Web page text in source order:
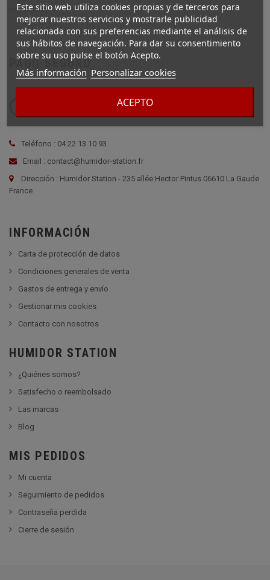
Este sitio web utiliza cookies propias y de terceros para
mejorar nuestros servicios y mostrarle publicidad
relacionada con sus preferencias mediante el análisis de
sus hábitos de navegación. Para dar su consentimiento
sobre su uso pulse el botón Acepto.
Más información Personalizar cookies
ACEPTO
devolución.
PAGO SEGURO
Teléfono : 04 22 13 10 93
Email : contact@humidor-station.fr
Dirección : Humidor Station - 235 allée Hector Pintus 06610 La Gaude
France
INFORMACIÓN
Carta de protección de datos
Condiciones generales de venta
Gastos de entrega y envío
Gestionar mis cookies
Contacto con nosotros
HUMIDOR STATION
¿Quiénes somos?
Satisfecho o reembolsado
Las marcas
Blog
MIS PEDIDOS
Mi cuenta
Seguimiento de pedidos
Contraseña perdida
Cierre de sesión